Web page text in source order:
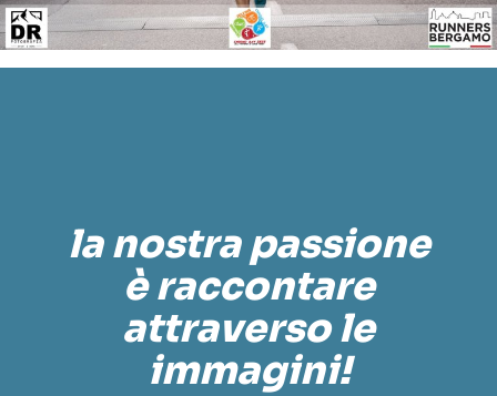
la nostra passione
è raccontare
attraverso le
immagini!